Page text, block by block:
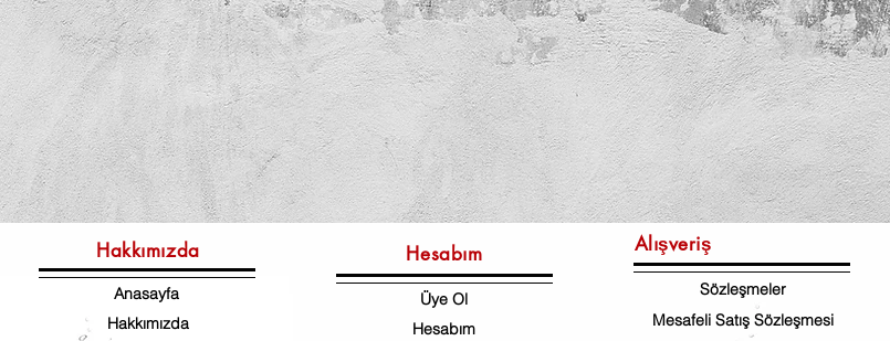
Hakkımızda
Anasayfa
Hakkımızda
Hesabım
Üye Ol
Hesabım
Alışveriş
Sözleşmeler
Mesafeli Satış Sözleşmesi